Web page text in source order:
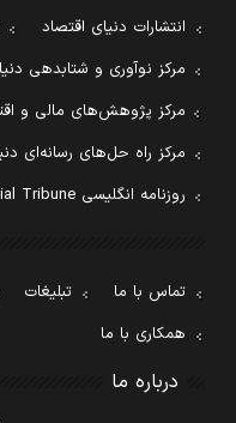
انتشارات دنیای اقتصاد
مرکز نوآوری و شتابدهی
مرکز پژوهش‌های مالی و
مرکز راه حل‌های رسانه‌ای
روزنامه انگلیسی Financial Tribune
تماس با ما تبلیغات
همکاری با ما
درباره ما